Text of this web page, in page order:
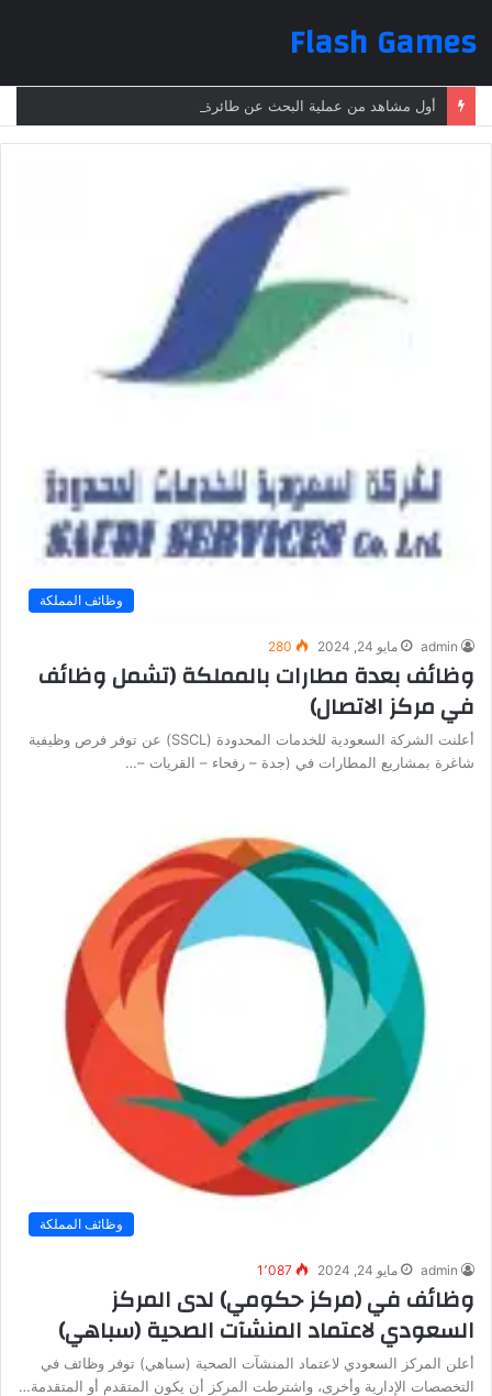
Flash Games
وظائف المملكة
admin مايو 24, 2024 280
وظائف بعدة مطارات بالمملكة (تشمل وظائف
في مركز الاتصال)
أعلنت الشركة السعودية للخدمات المحدودة (SSCL) عن توفر فرص وظيفية
شاغرة بمشاريع المطارات في (جدة – رفحاء – القريات –…
وظائف المملكة
admin مايو 24, 2024 1٬087
وظائف في (مركز حكومي) لدى المركز
السعودي لاعتماد المنشآت الصحية (سباهي)
أعلن المركز السعودي لاعتماد المنشآت الصحية (سباهي) توفر وظائف في
التخصصات الإدارية وأخرى، واشترطت المركز أن يكون المتقدم أو المتقدمة…